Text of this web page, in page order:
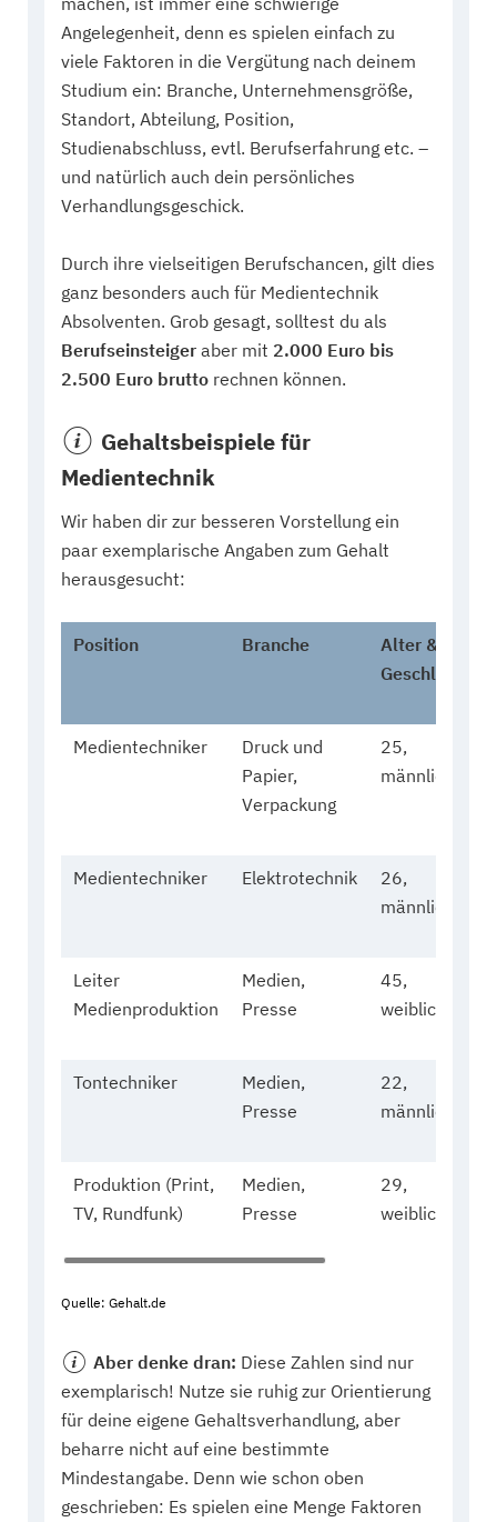
Angelegenheit, denn es spielen einfach zu
viele Faktoren in die Vergütung nach deinem
Studium ein: Branche, Unternehmensgröße,
Standort, Abteilung, Position,
Studienabschluss, evtl. Berufserfahrung etc. –
und natürlich auch dein persönliches
Verhandlungsgeschick.
Durch ihre vielseitigen Berufschancen, gilt dies
ganz besonders auch für Medientechnik
Absolventen. Grob gesagt, solltest du als
Berufseinsteiger aber mit 2.000 Euro bis
2.500 Euro brutto rechnen können.
Gehaltsbeispiele für
Medientechnik
Wir haben dir zur besseren Vorstellung ein
paar exemplarische Angaben zum Gehalt
herausgesucht:
Position Branche
Alter &
Geschlecht
Medientechniker
Druck und
Papier,
Verpackung
25,
männlich
Medientechniker Elektrotechnik
26,
männlich
Leiter
Medienproduktion
Medien,
Presse
45,
weiblich
Tontechniker
Medien,
Presse
22,
männlich
Produktion (Print,
TV, Rundfunk)
Medien,
Presse
29,
weiblich
Quelle: Gehalt.de
Aber denke dran: Diese Zahlen sind nur
exemplarisch! Nutze sie ruhig zur Orientierung
für deine eigene Gehaltsverhandlung, aber
beharre nicht auf eine bestimmte
Mindestangabe. Denn wie schon oben
geschrieben: Es spielen eine Menge Faktoren